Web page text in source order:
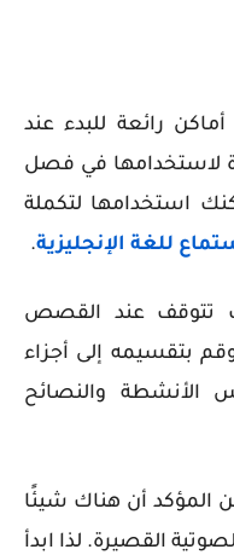
رائعة للبدء عند
في فصل
استخدامها لتكملة
للغة الإنجليزية.
تتوقف عند القصص
بتقسيمه إلى أجزاء
الأنشطة والنصائح
المؤكد أن هناك شيئًا
القصيرة. لذا ابدأ